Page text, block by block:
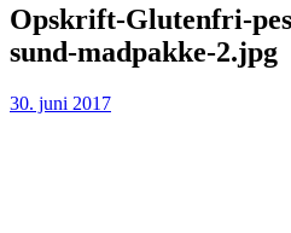
Skip
to
content
Opskrift-Glutenfri-
sund-madpakke-2.jpg
30. juni 2017